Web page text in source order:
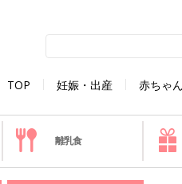
TOP 妊娠・出産 赤ちゃ
離乳食